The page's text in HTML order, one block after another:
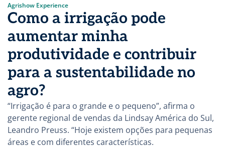
Agrishow Experience
Como a irrigação pode
aumentar minha
produtividade e contribuir
para a sustentabilidade no
agro?
“Irrigação é para o grande e o pequeno”, afirma o
gerente regional de vendas da Lindsay América do Sul,
Leandro Preuss. “Hoje existem opções para pequenas
áreas e com diferentes características.